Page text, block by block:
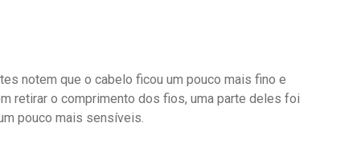
notem que o cabelo ficou um pouco mais fino e
retirar o comprimento dos fios, uma parte deles foi
pouco mais sensíveis.